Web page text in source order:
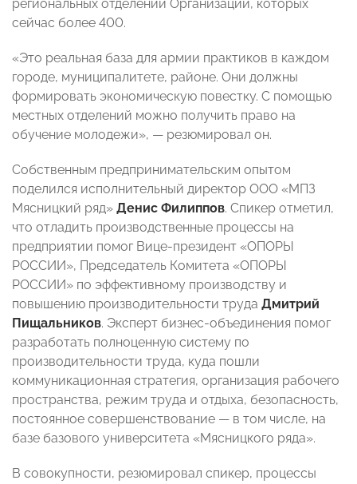
региональных отделений Организации, которых
сейчас более 400.
«Это реальная база для армии практиков в каждом
городе, муниципалитете, районе. Они должны
формировать экономическую повестку. С помощью
местных отделений можно получить право на
обучение молодежи», — резюмировал он.
Собственным предпринимательским опытом
поделился исполнительный директор ООО «МПЗ
Мясницкий ряд» Денис Филиппов. Спикер отметил,
что отладить производственные процессы на
предприятии помог Вице-президент «ОПОРЫ
РОССИИ», Председатель Комитета «ОПОРЫ
РОССИИ» по эффективному производству и
повышению производительности труда Дмитрий
Пищальников. Эксперт бизнес-объединения помог
разработать полноценную систему по
производительности труда, куда пошли
коммуникационная стратегия, организация рабочего
пространства, режим труда и отдыха, безопасность,
постоянное совершенствование — в том числе, на
базе базового университета «Мясницкого ряда».
В совокупности, резюмировал спикер, процессы